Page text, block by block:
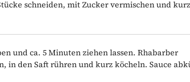
schneiden, mit Zucker vermischen und
und ca. 5 Minuten ziehen lassen. Rhabarber
in den Saft rühren und kurz köcheln. Sauce